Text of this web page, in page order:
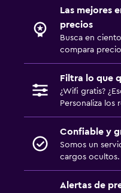
Las mejores
precios
Busca en
compara
Filtra lo que
¿Wifi gratis?
Personaliza los
Confiable y
Somos un
cargos ocultos.
Alertas de